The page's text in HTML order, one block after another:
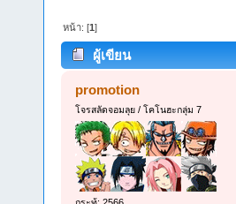
หน้า: [1]
ผู้เขียน
promotion
โจรสลัดจอมลุย / โคโนฮะกลุ่ม 7